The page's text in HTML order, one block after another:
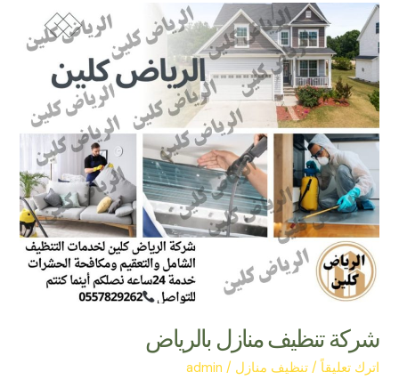
شركة تنظيف منازل بالرياض
اترك تعليقاً /تنظيف منازل /
admin
شركة
تنظيف
منازل
بالرياض